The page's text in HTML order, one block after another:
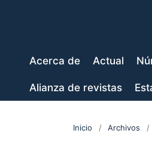
Acerca de Actual
Alianza de revistas
Inicio / Archivos /